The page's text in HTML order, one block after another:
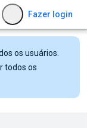
Fazer login
os usuários.
todos os